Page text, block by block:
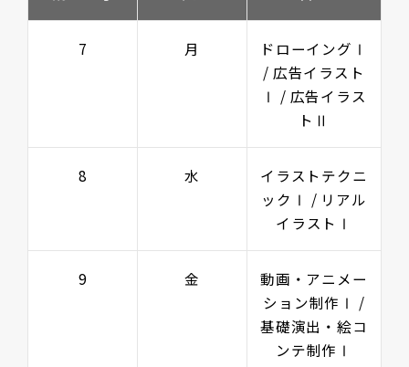
7 月
ドローイングⅠ
/ 広告イラスト
Ⅰ / 広告イラス
トⅡ
8 水
イラストテクニ
ックⅠ / リアル
イラストⅠ
9 金
動画・アニメー
ション制作Ⅰ /
基礎演出・絵コ
ンテ制作Ⅰ